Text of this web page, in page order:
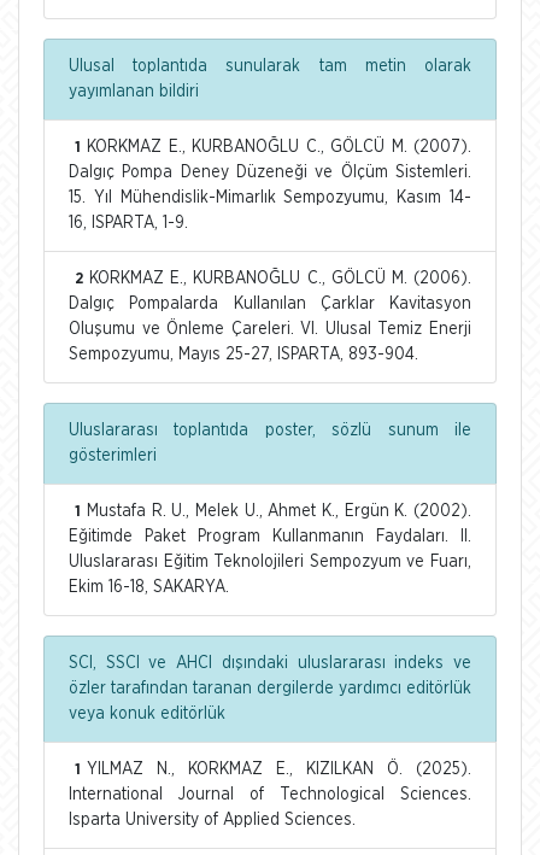
Ulusal toplantıda sunularak tam metin olarak
yayımlanan bildiri
1
KORKMAZ E., KURBANOĞLU C., GÖLCÜ M. (2007).
Dalgıç Pompa Deney Düzeneği ve Ölçüm Sistemleri.
15. Yıl Mühendislik-Mimarlık Sempozyumu, Kasım 14-
16, ISPARTA, 1-9.
2 KORKMAZ E., KURBANOĞLU C., GÖLCÜ M. (2006).
Dalgıç Pompalarda Kullanılan Çarklar Kavitasyon
Oluşumu ve Önleme Çareleri. VI. Ulusal Temiz Enerji
Sempozyumu, Mayıs 25-27, ISPARTA, 893-904.
Uluslararası toplantıda poster, sözlü sunum ile
gösterimleri
1
Mustafa R. U., Melek U., Ahmet K., Ergün K. (2002).
Eğitimde Paket Program Kullanmanın Faydaları. II.
Uluslararası Eğitim Teknolojileri Sempozyum ve Fuarı,
Ekim 16-18, SAKARYA.
SCI, SSCI ve AHCI dışındaki uluslararası indeks ve
özler tarafından taranan dergilerde yardımcı editörlük
veya konuk editörlük
1
YILMAZ N., KORKMAZ E., KIZILKAN Ö. (2025).
International Journal of Technological Sciences.
Isparta University of Applied Sciences.